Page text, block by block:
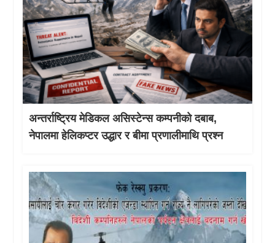
अन्तर्राष्ट्रिय मेडिकल असिस्टेन्स कम्पनीको दबाब,
नेपालमा हेलिकप्टर उद्धार र बीमा प्रणालीमाथि प्रश्न